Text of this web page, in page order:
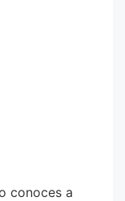
conoces a